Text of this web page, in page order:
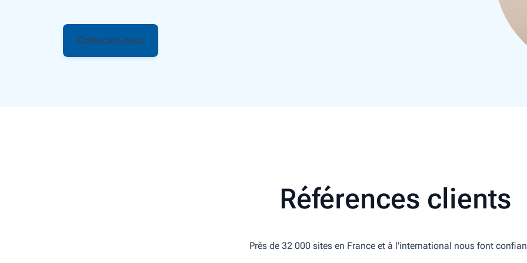
Contactez-nous
Références clients
Près de 32 000 sites en France et à l'international nous font